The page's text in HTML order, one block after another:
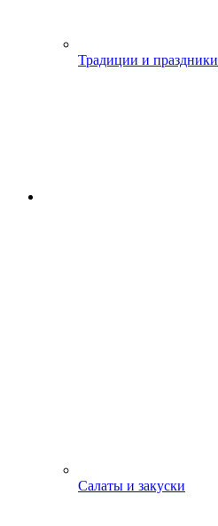
Традиции и праздники
Салаты и закуски